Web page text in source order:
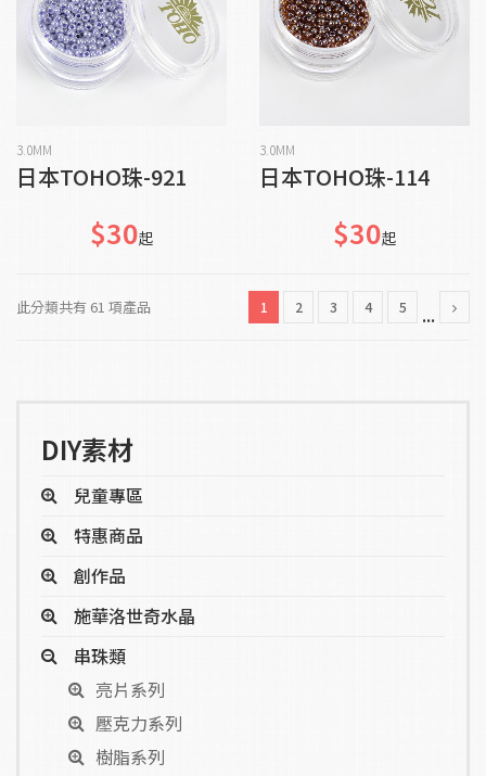
3.0MM
日本TOHO珠-921
$30起
3.0MM
日本TOHO珠-114
$30起
此分類共有 61 項產品 1 2 3 4 5 ...
DIY素材
兒童專區
特惠商品
創作品
施華洛世奇水晶
串珠類
亮片系列
壓克力系列
樹脂系列